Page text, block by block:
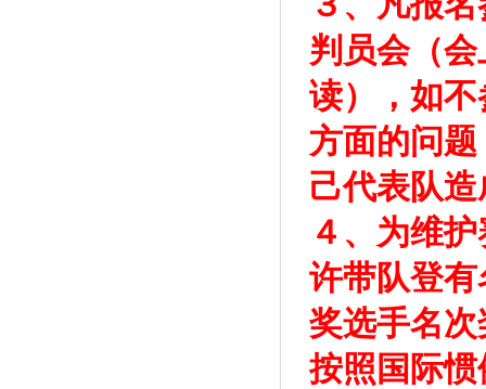
判员会（
读），如
方面的问
己代表队
４、为维
许带队登
奖选手名
按照国际